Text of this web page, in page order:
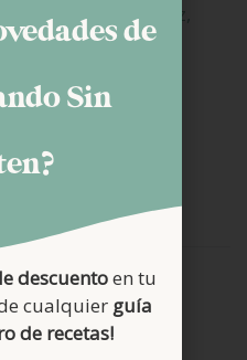
pero esta vez,
.
Tarta De Queso
sin gluten
de
Sin
descuentoen tu
cualquier guía
de recetas!